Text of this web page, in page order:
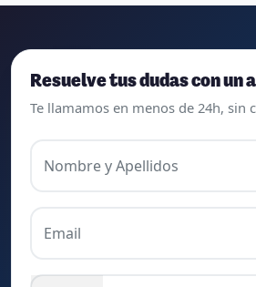
Resuelve tus dudas con un
Te llamamos en menos de 24h, sin
Nombre y Apellidos
Email